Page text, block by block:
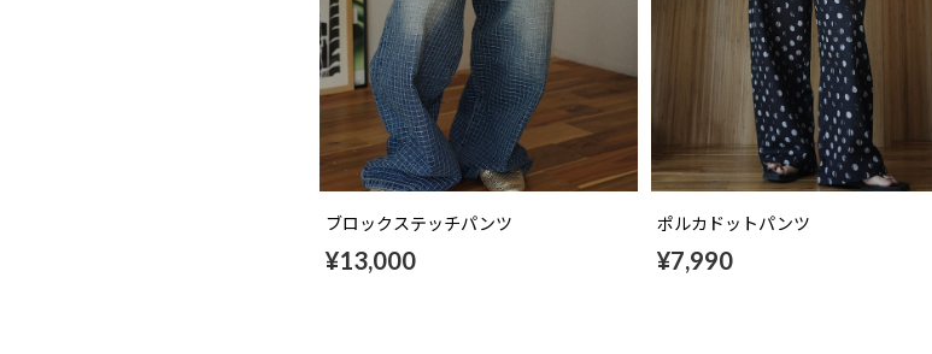
ブロックステッチパンツ
¥13,000
ポルカドットパンツ
¥7,990